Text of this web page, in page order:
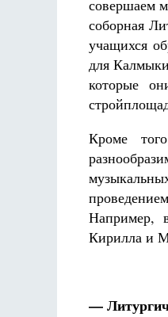
совершаем
соборная
учащихся
для
которые
Кроме
Например,
Кирилла и
—